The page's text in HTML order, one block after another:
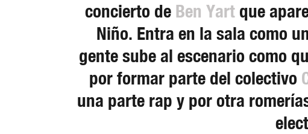
concierto de Ben Yartque
Niño. Entra en la sala como
gente sube al escenario como
por formar parte del colectivo
una parte rap y por otra